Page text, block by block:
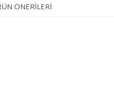
ÖNERILERI